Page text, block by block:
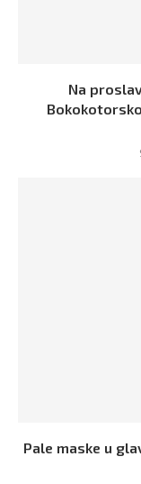
Na
Pale maske u